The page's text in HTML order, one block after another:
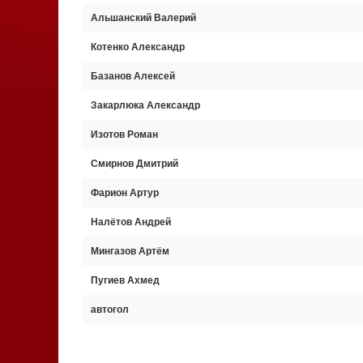
Альшанский Валерий
Котенко Александр
Базанов Алексей
Закарлюка Александр
Изотов Роман
Смирнов Дмитрий
Фарион Артур
Налётов Андрей
Мингазов Артём
Пугиев Ахмед
автогол